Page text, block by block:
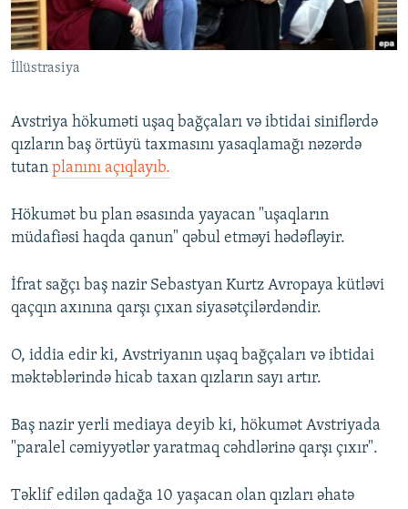
KARIKATURA
İSLAM VƏ DEMOKRATIYA
İZ - MƏDƏNIYYƏT PROQRAMI
PEŞƏ ETIKASI VƏ JURNALISTIKA STANDARTLARIMIZ
MATERIALLARIMIZDAN ISTIFADƏ
AZADLIQRADIOSU MOBIL TELEFONUNUZDA
XƏBƏR BÜLLETENLƏRIMIZ
RFE/RL-in bütün saytları
İllüstrasiya
Avstriya hökuməti uşaq bağçaları və ibtidai siniflərdə
qızların baş örtüyü taxmasını yasaqlamağı nəzərdə
tutan planını açıqlayıb.
Hökumət bu plan əsasında yayacan "uşaqların
müdafiəsi haqda qanun" qəbul etməyi hədəfləyir.
İfrat sağçı baş nazir Sebastyan Kurtz Avropaya kütləvi
qaçqın axınına qarşı çıxan siyasətçilərdəndir.
O, iddia edir ki, Avstriyanın uşaq bağçaları və ibtidai
məktəblərində hicab taxan qızların sayı artır.
Baş nazir yerli mediaya deyib ki, hökumət Avstriyada
"paralel cəmiyyətlər yaratmaq cəhdlərinə qarşı çıxır".
Təklif edilən qadağa 10 yaşacan olan qızları əhatə